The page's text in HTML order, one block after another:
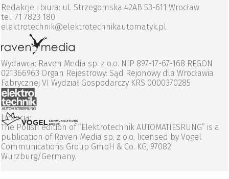
Redakcje i biura: ul. Strzegomska 42AB 53-611 Wrocław
tel. 71 7823 180
elektrotechnik@elektrotechnikautomatyk.pl
Wydawca: Raven Media sp. z o.o. NIP 897-17-67-168 REGON
021366963 Organ Rejestrowy: Sąd Rejonowy dla Wrocławia
Fabrycznej VI Wydział Gospodarczy KRS 0000370285
Licencja:
The Polish edition of “Elektrotechnik AUTOMATIESRUNG” is a
publication of Raven Media sp. z o.o. licensed by Vogel
Communications Group GmbH & Co. KG, 97082
Wurzburg/Germany.